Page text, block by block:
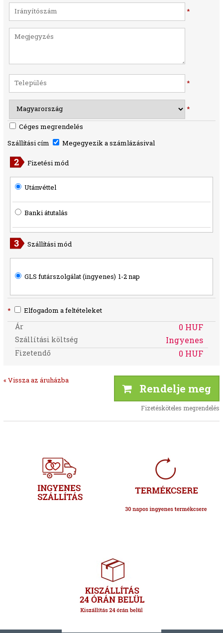
*
*
*
Céges megrendelés
Szállítási cím
Megegyezik a számlázásival
Fizetési mód
Utánvéttel
Banki átutalás
Szállítási mód
GLS futárszolgálat (ingyenes) 1-2 nap
* Elfogadom a feltételeket
Ár 0 HUF
Szállítási költség Ingyenes
Fizetendő 0 HUF
« Vissza az áruházba
Rendelje meg
Fizetésköteles megrendelés